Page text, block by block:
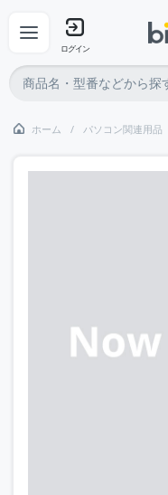
ログイン
ホーム パソコン関連用品